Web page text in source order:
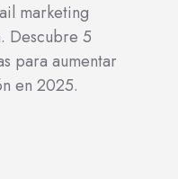
marketing
Descubre 5
para aumentar
en 2025.